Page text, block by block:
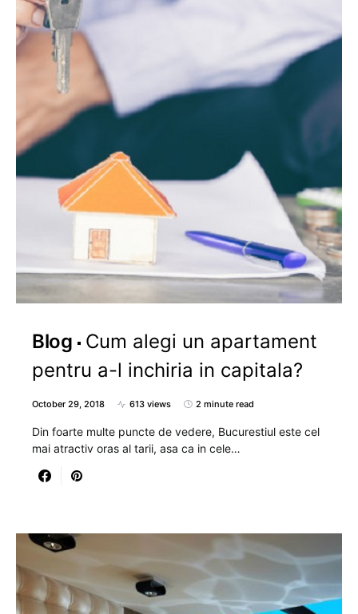
Blog
Cum alegi un apartament
pentru a-l inchiria in capitala?
October 29, 2018 613 views 2 minute read
Din foarte multe puncte de vedere, Bucurestiul este cel
mai atractiv oras al tarii, asa ca in cele…